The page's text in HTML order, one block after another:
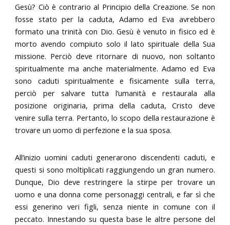
Gesù? Ciò è contrario al Principio della Creazione. Se non
fosse stato per la caduta, Adamo ed Eva avrebbero
formato una trinità con Dio. Gesù è venuto in fisico ed è
morto avendo compiuto solo il lato spirituale della Sua
missione. Perciò deve ritornare di nuovo, non soltanto
spiritualmente ma anche materialmente. Adamo ed Eva
sono caduti spiritualmente e fisicamente sulla terra,
perciò per salvare tutta l’umanità e restaurala alla
posizione originaria, prima della caduta, Cristo deve
venire sulla terra. Pertanto, lo scopo della restaurazione è
trovare un uomo di perfezione e la sua sposa.
All’inizio uomini caduti generarono discendenti caduti, e
questi si sono moltiplicati raggiungendo un gran numero.
Dunque, Dio deve restringere la stirpe per trovare un
uomo e una donna come personaggi centrali, e far sì che
essi generino veri figli, senza niente in comune con il
peccato. Innestando su questa base le altre persone del